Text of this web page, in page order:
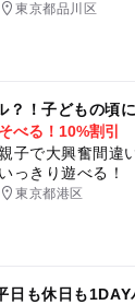
東京都品川区
？！子どもの頃
べる！10%割引
子で大興奮間違
いっきり遊べる！
東京都港区
日も休日も1DAY